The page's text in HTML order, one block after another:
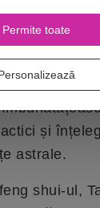
cu o
numeroase
ajutat
și
astrale.
shui-ul,
Permite toate